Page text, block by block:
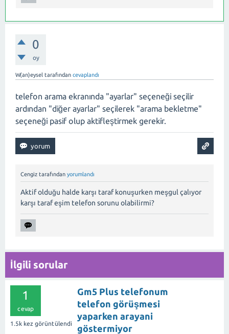
0
oy
W(an)eysel tarafından cevaplandı
telefon arama ekranında "ayarlar" seçeneği seçilir
ardından "diğer ayarlar" seçilerek "arama bekletme"
seçeneği pasif olup aktifleştirmek gerekir.
Cengiz tarafından yorumlandı
Aktif olduğu halde karşı taraf konuşurken meşgul çalıyor
karşı taraf eşim telefon sorunu olabilirmi?
İlgili sorular
1
cevap
1.5k kez görüntülendi
Gm5 Plus telefonum
telefon görüşmesi
yaparken arayani
göstermiyor